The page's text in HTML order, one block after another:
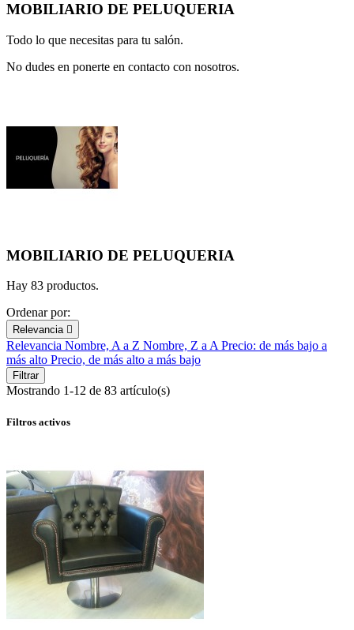
MOBILIARIO DE PELUQUERIA
Todo lo que necesitas para tu salón.
No dudes en ponerte en contacto con nosotros.
MOBILIARIO DE PELUQUERIA
Hay 83 productos.
Ordenar por:
Relevancia 
Relevancia Nombre, A a Z Nombre, Z a APrecio: de más bajo a
más alto Precio, de más alto a más bajo
Filtrar
Mostrando 1-12 de 83 artículo(s)
Filtros activos